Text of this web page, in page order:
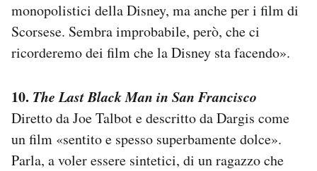
monopolistici della Disney, ma anche per i film di
Scorsese. Sembra improbabile, però, che ci
ricorderemo dei film che la Disney sta facendo».
10. The Last Black Man in San Francisco
Diretto da Joe Talbot e descritto da Dargis come
un film «sentito e spesso superbamente dolce».
Parla, a voler essere sintetici, di un ragazzo che